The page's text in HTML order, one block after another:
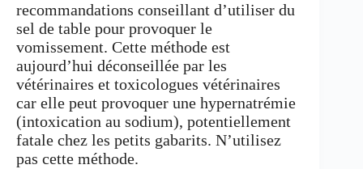
recommandations conseillant d’utiliser du
sel de table pour provoquer le
vomissement. Cette méthode est
aujourd’hui déconseillée par les
vétérinaires et toxicologues vétérinaires
car elle peut provoquer une hypernatrémie
(intoxication au sodium), potentiellement
fatale chez les petits gabarits. N’utilisez
pas cette méthode.